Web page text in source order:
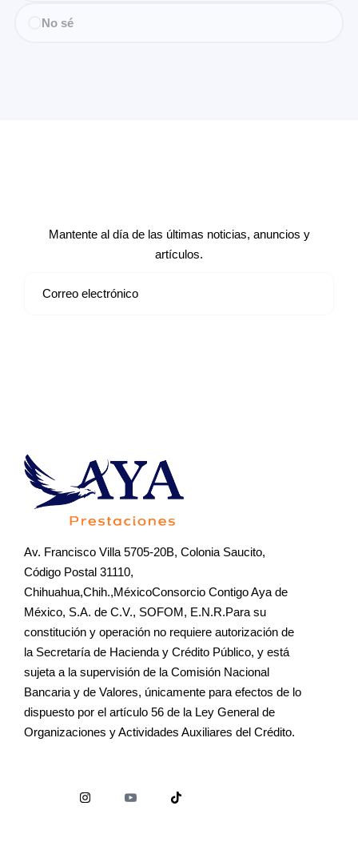
No sé
Mantente al día de las últimas noticias, anuncios y
artículos.
Av. Francisco Villa 5705-20B, Colonia Saucito,
Código Postal 31110,
Chihuahua,Chih.,MéxicoConsorcio Contigo Aya de
México, S.A. de C.V., SOFOM, E.N.R.Para su
constitución y operación no requiere autorización de
la Secretaría de Hacienda y Crédito Público, y está
sujeta a la supervisión de la Comisión Nacional
Bancaria y de Valores, únicamente para efectos de lo
dispuesto por el artículo 56 de la Ley General de
Organizaciones y Actividades Auxiliares del Crédito.